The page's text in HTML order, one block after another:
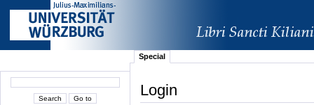
Special
Login